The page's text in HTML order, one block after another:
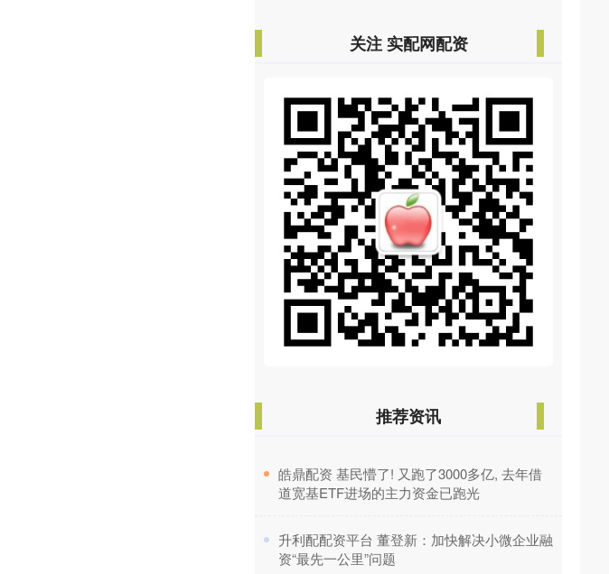
关注 实配网配资
推荐资讯
​皓鼎配资 基民懵了! 又跑了3000多亿, 去年借
道宽基ETF进场的主力资金已跑光
​升利配配资平台 董登新：加快解决小微企业融
资“最先一公里”问题